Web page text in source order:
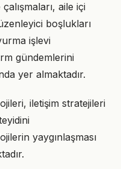
aile içi
boşlukları
işlevi
gündemlerini
yer almaktadır.
iletişim stratejileri
yaygınlaşması